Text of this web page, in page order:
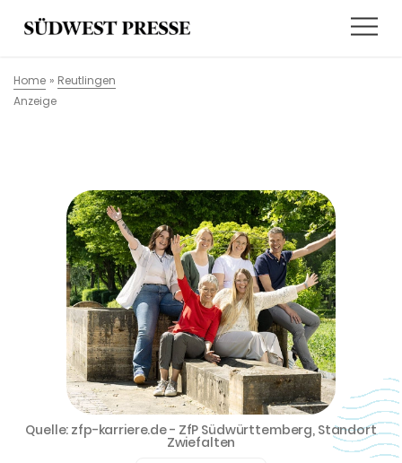
Home » Reutlingen
Anzeige
Quelle: zfp-karriere.de - ZfP Südwürttemberg, Standort
Zwiefalten